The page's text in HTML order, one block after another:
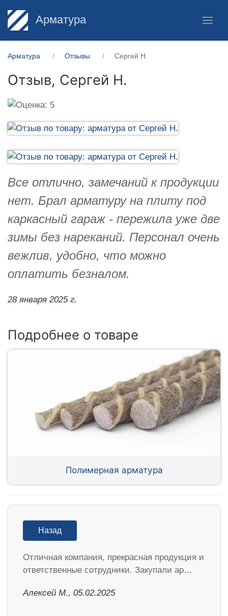
Арматура
Арматура Отзывы Сергей Н.
Отзыв, Сергей Н.
Все отлично, замечаний к продукции
нет. Брал арматуру на плиту под
каркасный гараж - пережила уже две
зимы без нареканий. Персонал очень
вежлив, удобно, что можно
оплатить безналом.
28 января 2025 г.
Подробнее о товаре
Полимерная арматура
Назад
Отличная компания, прекрасная продукция и
ответственные сотрудники. Закупали ар…
Алексей М., 05.02.2025